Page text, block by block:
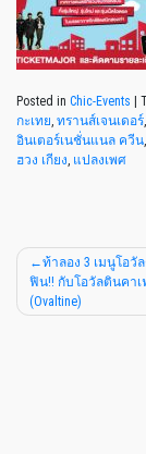
Posted in Chic-Events
กะเทย, ทรานส์เจนเดอร์,
อินเตอร์เนชั่นแนล ควีน,
ฮวง เกียง, แปลงเพศ
ท้าลอง 3 เมนูโอวั
ฟิน!! กับโอวัลตินคา
(Ovaltine)